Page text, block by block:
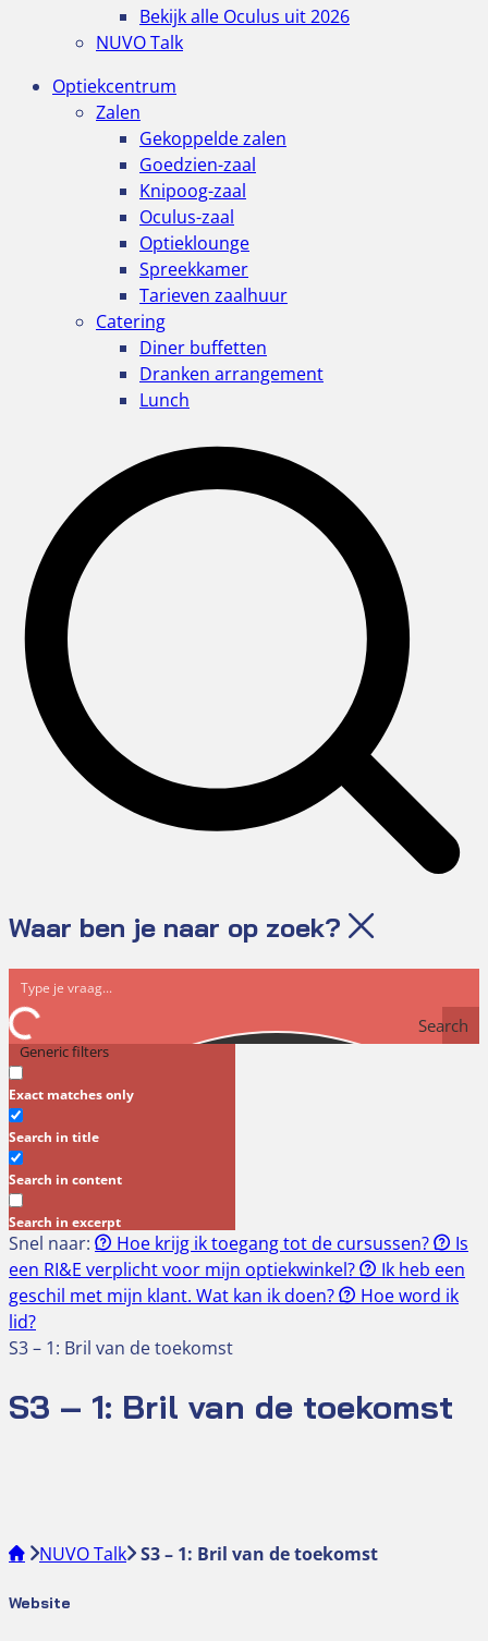
Bekijk alle Oculus uit 2026
NUVO Talk
Optiekcentrum
Zalen
Gekoppelde zalen
Goedzien-zaal
Knipoog-zaal
Oculus-zaal
Optieklounge
Spreekkamer
Tarieven zaalhuur
Catering
Diner buffetten
Dranken arrangement
Lunch
Waar ben je naar op zoek?
Search
Generic filters
Exact matches only
Search in title
Search in content
Search in excerpt
Snel naar: Hoe krijg ik toegang tot de cursussen?
Is
een RI&E verplicht voor mijn optiekwinkel?
Ik heb een
geschil met mijn klant. Wat kan ik doen?
Hoe word ik
lid?
S3 – 1: Bril van de toekomst
S3 – 1: Bril van de toekomst
NUVO Talk S3 – 1: Bril van de toekomst
Website